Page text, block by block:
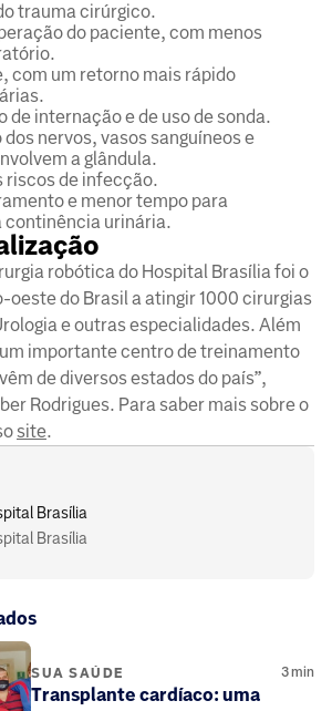
trauma cirúrgico.
do paciente, com menos
com um retorno mais rápido
de internação e de uso de sonda.
nervos, vasos sanguíneos e
a glândula.
riscos de infecção.
e menor tempo para
continência urinária.
robótica do Hospital Brasília foi o
oeste do Brasil a atingir 1000 cirurgias
e outras especialidades. Além
importante centro de treinamento
de diversos estados do país”,
Rodrigues. Para saber mais sobre o
site.
Brasília
Brasília
SUA SAÚDE 3min
Transplante cardíaco: uma